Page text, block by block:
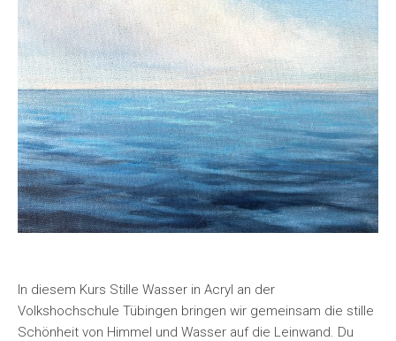
In diesem Kurs Stille Wasser in Acryl an der
Volkshochschule Tübingen bringen wir gemeinsam die stille
Schönheit von Himmel und Wasser auf die Leinwand. Du